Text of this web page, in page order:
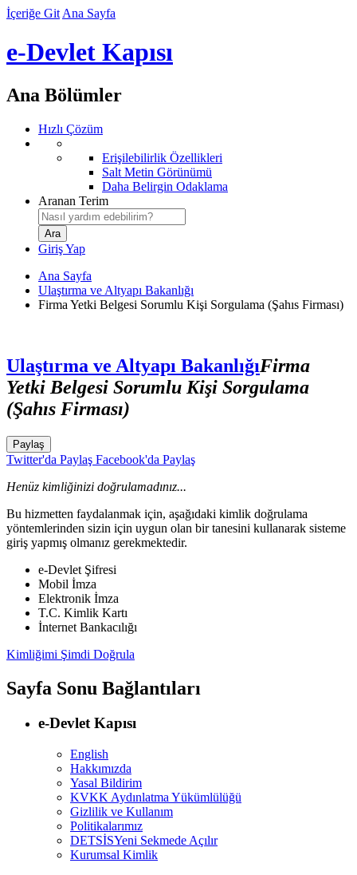
İçeriğe Git Ana Sayfa
e-Devlet Kapısı
Ana Bölümler
Hızlı Çözüm
Erişilebilirlik Özellikleri
Salt Metin Görünümü
Daha Belirgin Odaklama
Aranan Terim
Giriş Yap
Ana Sayfa
Ulaştırma ve Altyapı Bakanlığı
Firma Yetki Belgesi Sorumlu Kişi Sorgulama (Şahıs Firması)
Ulaştırma ve Altyapı BakanlığıFirma
Yetki Belgesi Sorumlu Kişi Sorgulama
(Şahıs Firması)
Paylaş
Twitter'da Paylaş Facebook'da Paylaş
Henüz kimliğinizi doğrulamadınız...
Bu hizmetten faydalanmak için, aşağıdaki kimlik doğrulama
yöntemlerinden sizin için uygun olan bir tanesini kullanarak sisteme
giriş yapmış olmanız gerekmektedir.
e-Devlet Şifresi
Mobil İmza
Elektronik İmza
T.C. Kimlik Kartı
İnternet Bankacılığı
Kimliğimi Şimdi Doğrula
Sayfa Sonu Bağlantıları
e-Devlet Kapısı
English
Hakkımızda
Yasal Bildirim
KVKK Aydınlatma Yükümlülüğü
Gizlilik ve Kullanım
Politikalarımız
DETSİSYeni Sekmede Açılır
Kurumsal Kimlik